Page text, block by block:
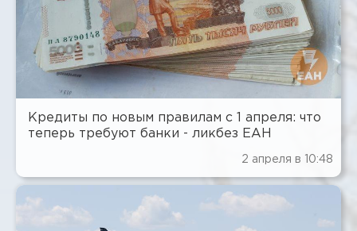
Кредиты по новым правилам с 1 апреля: что
теперь требуют банки - ликбез ЕАН
2 апреля в 10:48